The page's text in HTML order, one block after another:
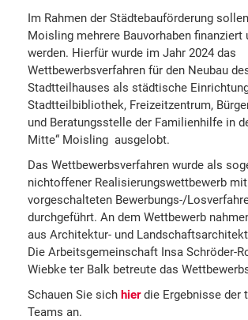
Im Rahmen der Städtebauförderung
Moisling mehrere Bauvorhaben finanziert
werden. Hierfür wurde im Jahr 2024 das
Wettbewerbsverfahren für den Neubau
Stadtteilhauses als städtische
Stadtteilbibliothek, Freizeitzentrum,
und Beratungsstelle der Familienhilfe in
Mitte“ Moisling ausgelobt.
Das Wettbewerbsverfahren wurde als
nichtoffener Realisierungswettbewerb mit
vorgeschalteten Bewerbungs-/
durchgeführt. An dem Wettbewerb
aus Architektur- und
Die Arbeitsgemeinschaft Insa Schröder-
Wiebke ter Balk betreute das
Schauen Sie sich hierdie Ergebnisse der
Teams an.